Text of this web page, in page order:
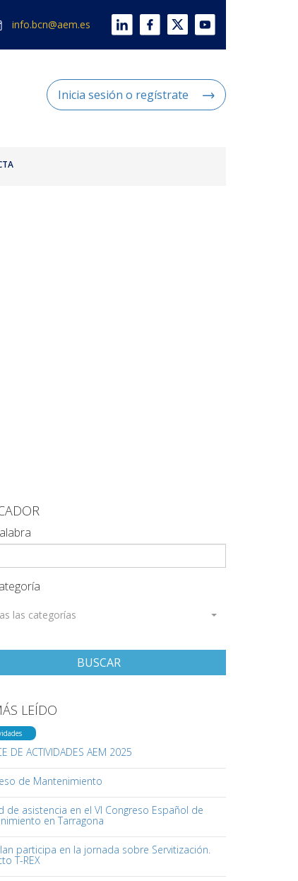
info.bcn@aem.es
Inicia sesión o regístrate
las categorías
BUSCAR
LEÍDO
DE ACTIVIDADES AEM 2025
de Mantenimiento
de asistencia en el VI Congreso Español de
en Tarragona
participa en la jornada sobre Servitización.
T-REX